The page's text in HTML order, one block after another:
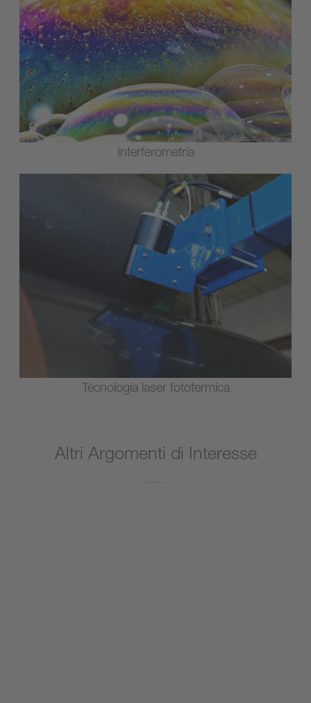
Interferometria
Tecnologia laser fototermica
Altri Argomenti di Interesse